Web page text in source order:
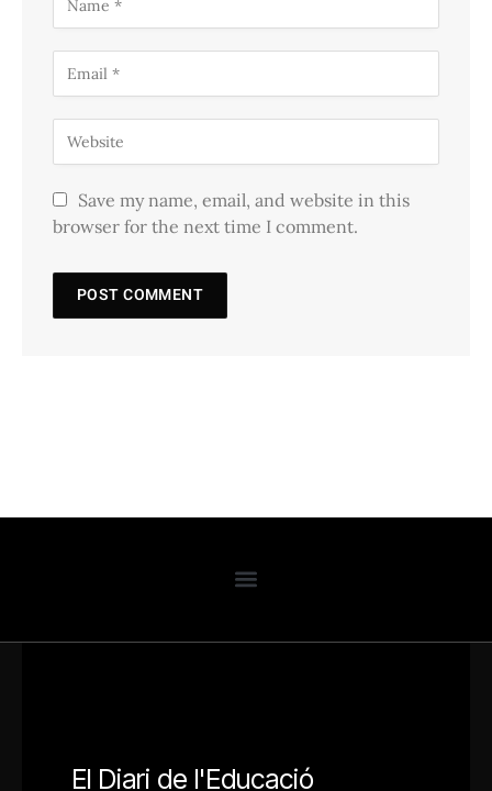
Save my name, email, and website in this
browser for the next time I comment.